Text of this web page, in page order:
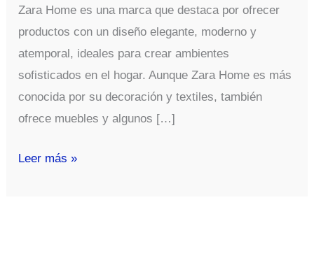
Zara Home es una marca que destaca por ofrecer
productos con un diseño elegante, moderno y
atemporal, ideales para crear ambientes
sofisticados en el hogar. Aunque Zara Home es más
conocida por su decoración y textiles, también
ofrece muebles y algunos […]
11
Leer más »